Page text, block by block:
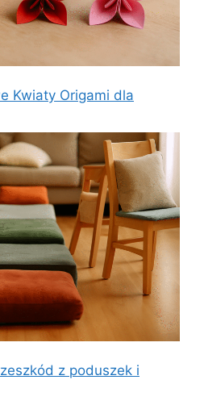
Kwiaty Origami dla
z poduszek i